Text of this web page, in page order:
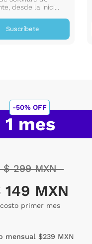
desde la inici...
Suscríbete
1 mes
299 MXN
149 MXN
costo primer mes
mensual $239 MXN
-50% OFF